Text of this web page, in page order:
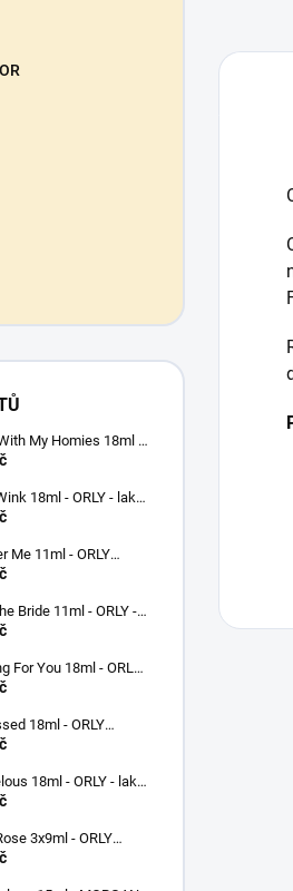
My Homies 18ml -
lak na nehty
18ml - ORLY - lak
Me 11ml - ORLY
- ošetřující lak
Bride 11ml - ORLY -
For You 18ml - ORLY
- ošetřující
18ml - ORLY
- ošetřující
18ml - ORLY - lak
3x9ml - ORLY
MANICURE - sada